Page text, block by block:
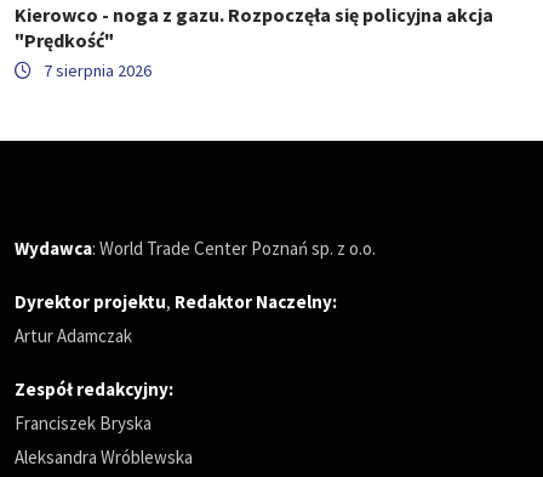
Kierowco - noga z gazu. Rozpoczęła się policyjna akcja
"Prędkość"
7 sierpnia 2026
Wydawca: World Trade Center Poznań sp. z o.o.
Dyrektor projektu, Redaktor Naczelny:
Artur Adamczak
Zespół redakcyjny:
Franciszek Bryska
Aleksandra Wróblewska